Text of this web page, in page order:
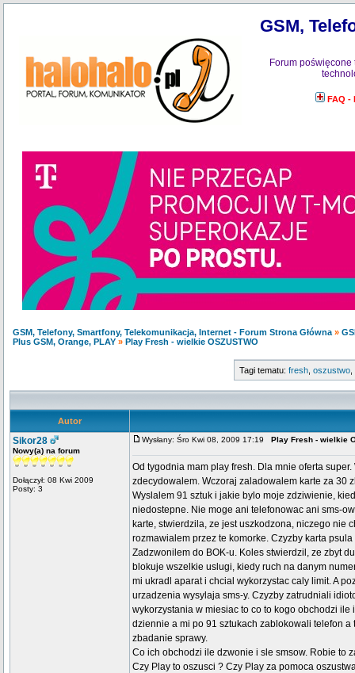
GSM,
Forum
FAQ -
GSM, Telefony, Smartfony, Telekomunikacja, Internet - Forum Strona Główna »
Plus GSM, Orange, PLAY » Play Fresh - wielkie OSZUSTWO
Tagi tematu: fresh, oszustwo,
Autor
Sikor28
Nowy(a) na forum
Dołączył: 08 Kwi 2009
Posty: 3
Wysłany: Śro Kwi 08, 2009 17:19 Play Fresh - wielkie
Od tygodnia mam play fresh. Dla mnie oferta
zdecydowalem. Wczoraj zaladowalem karte za 30
Wyslalem 91 sztuk i jakie bylo moje zdziwienie,
niedostepne. Nie moge ani telefonowac ani sms-
karte, stwierdzila, ze jest uszkodzona, niczego nie
rozmawialem przez te komorke. Czyzby karta
Zadzwonilem do BOK-u. Koles stwierdzil, ze zbyt
blokuje wszelkie uslugi, kiedy ruch na danym
mi ukradl aparat i chcial wykorzystac caly limit. A
urzadzenia wysylaja sms-y. Czyzby zatrudniali
wykorzystania w miesiac to co to kogo obchodzi
dziennie a mi po 91 sztukach zablokowali telefon
zbadanie sprawy.
Co ich obchodzi ile dzwonie i sle smsow. Robie to
Czy Play to oszusci ? Czy Play za pomoca